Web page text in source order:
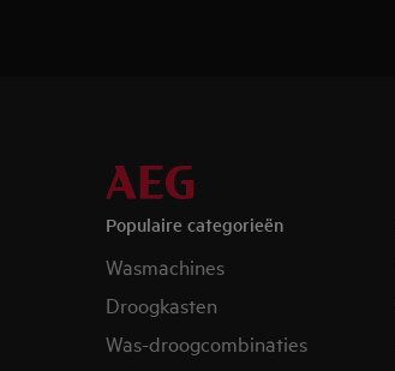
Populaire categorieën
Wasmachines
Droogkasten
Was-droogcombinaties